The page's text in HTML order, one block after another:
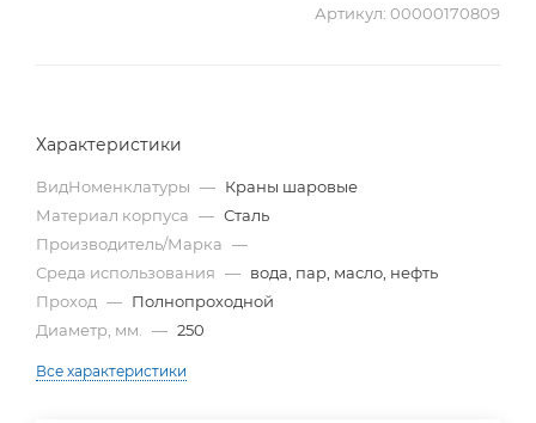
Артикул: 00000170809
Характеристики
ВидНоменклатуры — Краны шаровые
Материал корпуса — Сталь
Производитель/Марка —
Среда использования — вода, пар, масло, нефть
Проход — Полнопроходной
Диаметр, мм.
— 250
Все характеристики